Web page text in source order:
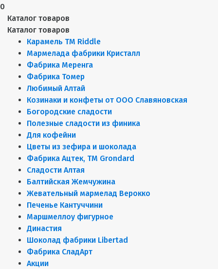
0
Каталог товаров
Каталог товаров
Карамель ТМ Riddle
Мармелада фабрики Кристалл
Фабрика Меренга
Фабрика Томер
Любимый Алтай
Козинаки и конфеты от ООО Славяновская
Богородские сладости
Полезные сладости из финика
Для кофейни
Цветы из зефира и шоколада
Фабрика Ацтек, ТМ Grondard
Сладости Алтая
Балтийская Жемчужина
Жевательный мармелад Верокко
Печенье Кантуччини
Маршмеллоу фигурное
Династия
Шоколад фабрики Libertad
Фабрика СладАрт
Акции